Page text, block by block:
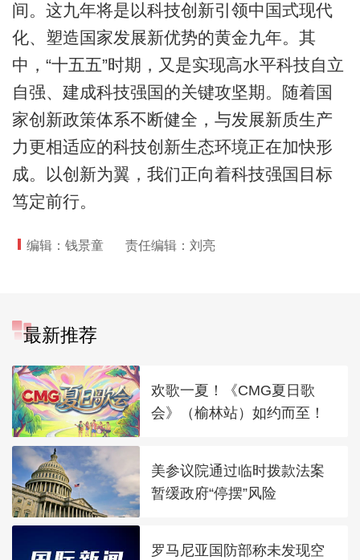
间。这九年将是以科技创新引领中国式现代
化、塑造国家发展新优势的黄金九年。其
中，“十五五”时期，又是实现高水平科技自立
自强、建成科技强国的关键攻坚期。随着国
家创新政策体系不断健全，与发展新质生产
力更相适应的科技创新生态环境正在加快形
成。以创新为翼，我们正向着科技强国目标
笃定前行。
编辑：钱景童 责任编辑：刘亮
最新推荐
欢歌一夏！《CMG夏日歌
会》（榆林站）如约而至！
美参议院通过临时拨款法案
暂缓政府“停摆”风险
罗马尼亚国防部称未发现空